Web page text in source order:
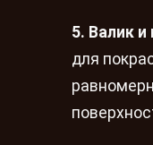
5. Валик и
для